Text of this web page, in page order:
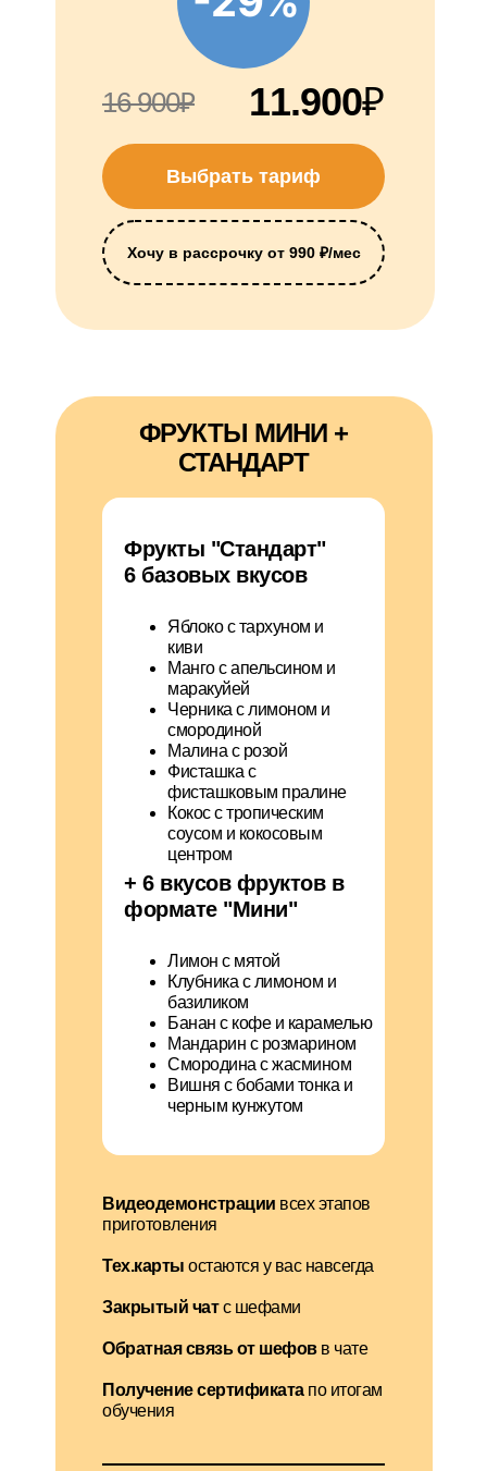
ФРУКТЫ МИНИ +
СТАНДАРТ
+ 6 вкусов фруктов в
формате "Мини"
Лимон с мятой
Клубника с лимоном и
базиликом
Банан с кофе и карамелью
Мандарин с розмарином
Смородина с жасмином
Вишня с бобами тонка и
черным кунжутом
Фрукты "Стандарт"
6 базовых вкусов
Яблоко с тархуном и
киви
Манго с апельсином и
маракуйей
Черника с лимоном и
смородиной
Малина с розой
Фисташка с
фисташковым пралине
Кокос с тропическим
соусом и кокосовым
центром
Видеодемонстрации всех этапов
приготовления
Тех.карты остаются у вас навсегда
Закрытый чатс шефами
Обратная связь от шефовв чате
Получение сертификатапо итогам
обучения
16 900₽ 11.900₽
Выбрать тариф
Хочу в рассрочку от 990 ₽/мес